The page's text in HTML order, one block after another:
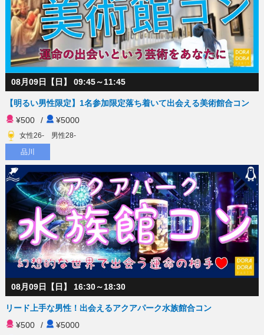
08月09日【日】 09:45～11:45
【明るい男性限定】1名参加限定落ち着いて出会える美術館合コン
¥500
/ ¥5000
女性26- 男性28-
品川
08月09日【日】 16:30～18:30
リード上手な男性！出会えるアクアパーク水族館合コン
¥500
/ ¥5000